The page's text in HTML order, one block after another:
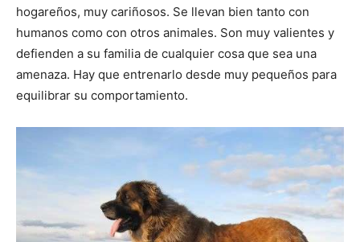
hogareños, muy cariñosos. Se llevan bien tanto con
humanos como con otros animales. Son muy valientes y
defienden a su familia de cualquier cosa que sea una
amenaza. Hay que entrenarlo desde muy pequeños para
equilibrar su comportamiento.